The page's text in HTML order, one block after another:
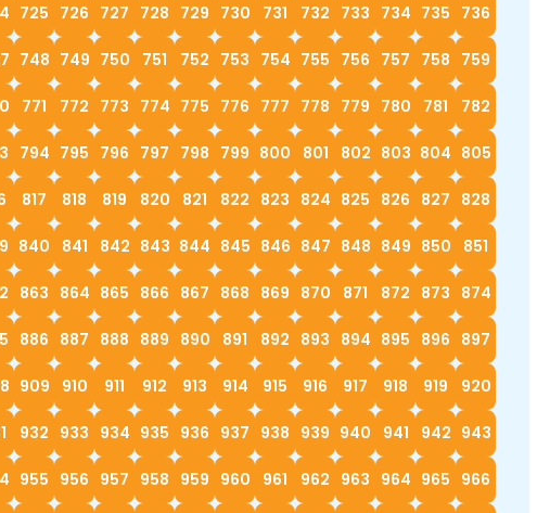
725 726 727 728 729 730 731 732 733 734 735 736
748 749 750 751 752 753 754 755 756 757 758 759
771 772 773 774 775 776 777 778 779 780 781 782
794 795 796 797 798 799 800 801 802 803 804 805
817 818 819 820 821 822 823 824 825 826 827 828
840 841 842 843 844 845 846 847 848 849 850 851
863 864 865 866 867 868 869 870 871 872 873 874
886 887 888 889 890 891 892 893 894 895 896 897
909 910 911 912 913 914 915 916 917 918 919 920
932 933 934 935 936 937 938 939 940 941 942 943
955 956 957 958 959 960 961 962 963 964 965 966